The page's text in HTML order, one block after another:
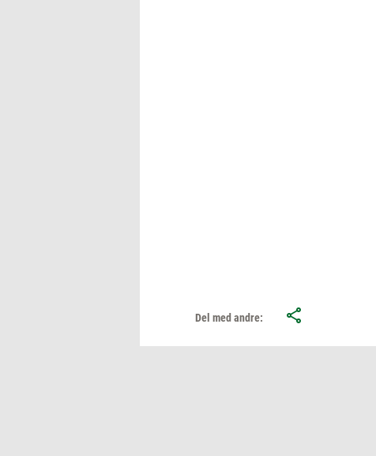
Del med andre: